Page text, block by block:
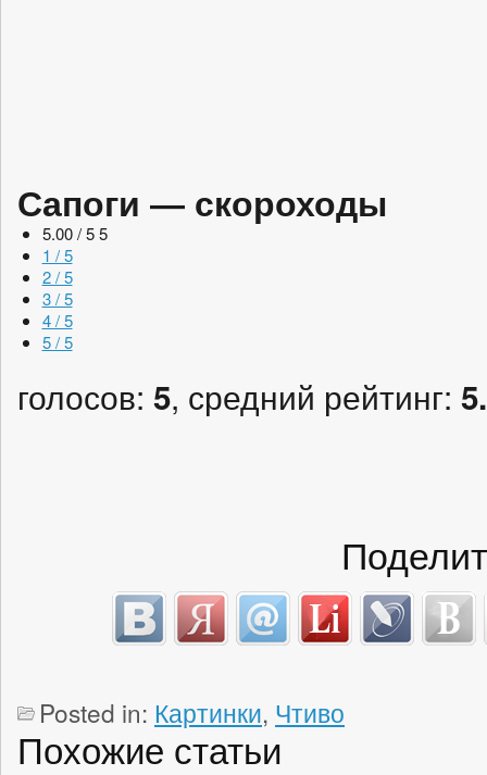
Сапоги — скороходы
5.00 / 5 5
1 / 5
2 / 5
3 / 5
4 / 5
5 / 5
голосов: 5, средний рейтинг:
Posted in: Картинки, Чтиво
Похожие статьи